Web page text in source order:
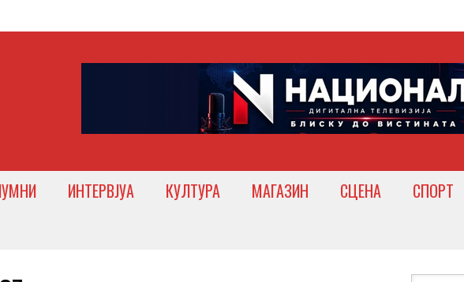
ИНТЕРВЈУА КУЛТУРА МАГАЗИН СЦЕНА СПОРТ